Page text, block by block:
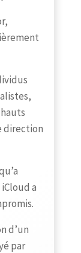
direction
a
d’un
par